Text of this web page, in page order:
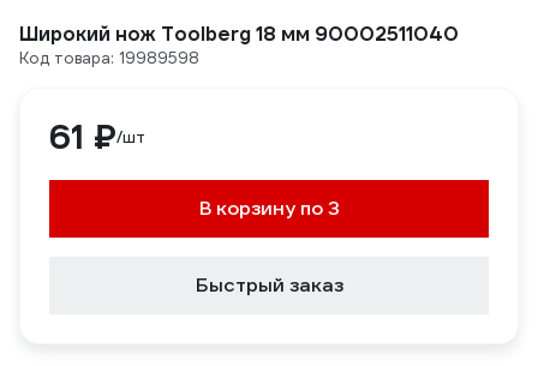
Широкий нож Toolberg 18 мм 90002511040
Код товара: 19989598
61 ₽/шт
В корзину по 3
Быстрый заказ